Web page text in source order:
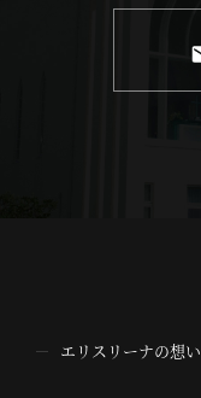
エリスリーナの想い